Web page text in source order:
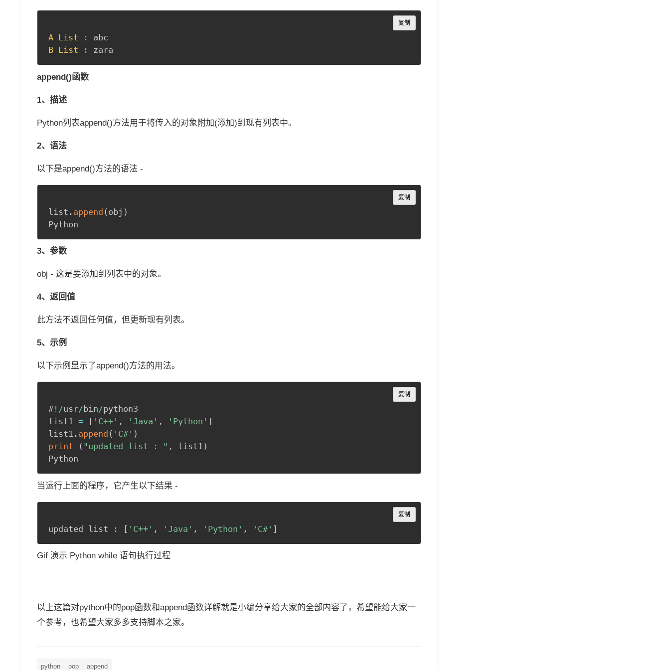
A List :
B List : zara
复制
Copy
append()函数
1、描述
Python列表append()方法用于将传入的对象附加(添加)到现有列表中。
2、语法
以下是append()方法的语法 -
list . append ( obj )
复制
Copy
3、参数
obj - 这是要添加到列表中的对象。
4、返回值
此方法不返回任何值，但更新现有列表。
5、示例
以下示例显示了append()方法的用法。
#! /usr/ bin/python3
list1 = [ 'C++' , 'Java' , 'Python' ]
list1 . append ( 'C#' )
print
( "updated list : " , list1 )
Python
复制
Copy
当运行上面的程序，它产生以下结果 -
updated list : [ 'C++' , 'Java' , 'Python' , 'C#' ]
复制
Copy
Gif 演示 Python while 语句执行过程
以上这篇对python中的pop函数和append函数详解就是小编分享给大家的全部内容了，希望能给大家一
个参考，也希望大家多多支持脚本之家。
python pop append